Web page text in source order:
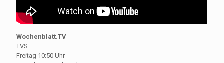
Wochenblatt.TV
TVS
Freitag 10:50 Uhr